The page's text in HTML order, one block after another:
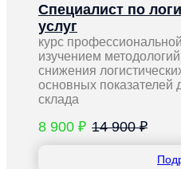
Специалист по
услуг
курс
изучением
снижения
основных показателей
склада
8 900 ₽ 14 900 ₽